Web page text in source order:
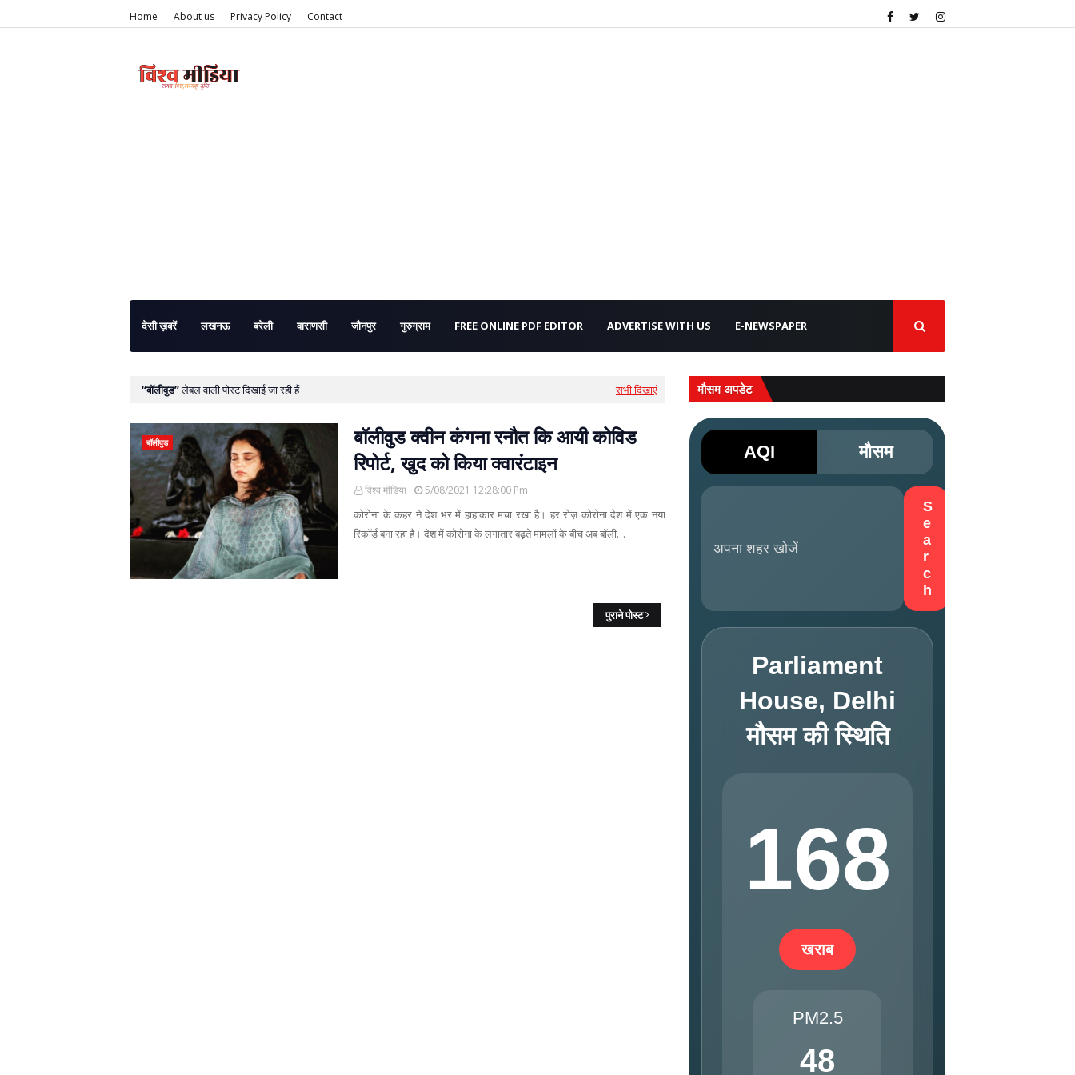
Home About us Privacy Policy Contact
देसी ख़बरें लखनऊ बरेली वाराणसी जौनपुर गुरुग्राम FREE ONLINE PDF EDITOR ADVERTISE WITH US E-NEWSPAPER
बॉलीवुड लेबल वाली पोस्ट दिखाई जा रही हैं सभी दिखाएं
बॉलीवुड
बॉलीवुड क्वीन कंगना रनौत कि आयी कोविड
रिपोर्ट, खुद को किया क्वारंटाइन
विश्व मीडिया 5/08/2021 12:28:00 Pm
कोरोना के कहर ने देश भर में हाहाकार मचा रखा है। हर रोज़ कोरोना देश में एक नया
रिकॉर्ड बना रहा है। देश में कोरोना के लगातार बढ़ते मामलों के बीच अब बॉली…
पुराने पोस्ट
मौसम अपडेट
AQI मौसम
S
e
a
r
c
h
Parliament
House, Delhi
मौसम की स्थिति
168
खराब
PM2.5
48